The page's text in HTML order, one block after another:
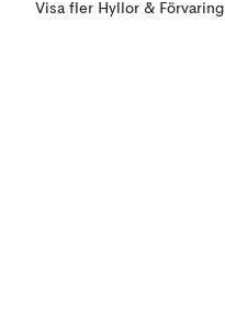
Visa fler Hyllor & Förvaring